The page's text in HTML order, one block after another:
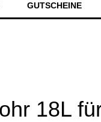
GUTSCHEINE
18L